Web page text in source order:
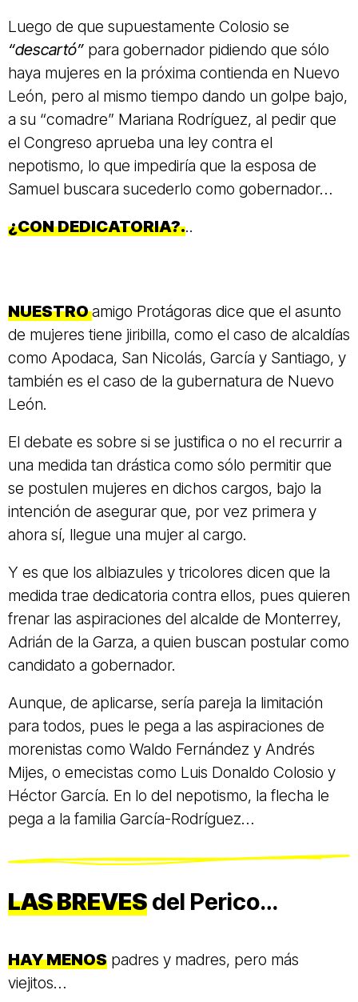
Luego de que supuestamente Colosio se
“descartó” para gobernador pidiendo que sólo
haya mujeres en la próxima contienda en Nuevo
León, pero al mismo tiempo dando un golpe bajo,
a su “comadre” Mariana Rodríguez, al pedir que
el Congreso aprueba una ley contra el
nepotismo, lo que impediría que la esposa de
Samuel buscara sucederlo como gobernador…
¿CON DEDICATORIA?...
NUESTROamigo Protágoras dice que el asunto
de mujeres tiene jiribilla, como el caso de alcaldías
como Apodaca, San Nicolás, García y Santiago, y
también es el caso de la gubernatura de Nuevo
León.
El debate es sobre si se justifica o no el recurrir a
una medida tan drástica como sólo permitir que
se postulen mujeres en dichos cargos, bajo la
intención de asegurar que, por vez primera y
ahora sí, llegue una mujer al cargo.
Y es que los albiazules y tricolores dicen que la
medida trae dedicatoria contra ellos, pues quieren
frenar las aspiraciones del alcalde de Monterrey,
Adrián de la Garza, a quien buscan postular como
candidato a gobernador.
Aunque, de aplicarse, sería pareja la limitación
para todos, pues le pega a las aspiraciones de
morenistas como Waldo Fernández y Andrés
Mijes, o emecistas como Luis Donaldo Colosio y
Héctor García. En lo del nepotismo, la flecha le
pega a la familia García-Rodríguez…
LAS BREVES del Perico…
HAY MENOS padres y madres, pero más
viejitos…